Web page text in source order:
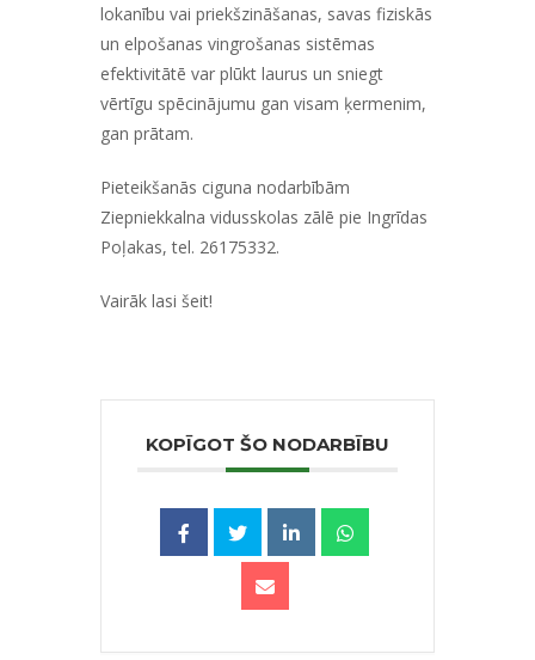
lokanību vai priekšzināšanas, savas fiziskās
un elpošanas vingrošanas sistēmas
efektivitātē var plūkt laurus un sniegt
vērtīgu spēcinājumu gan visam ķermenim,
gan prātam.
Pieteikšanās ciguna nodarbībām
Ziepniekkalna vidusskolas zālē pie Ingrīdas
Poļakas, tel. 26175332.
Vairāk lasi šeit!
KOPĪGOT ŠO NODARBĪBU